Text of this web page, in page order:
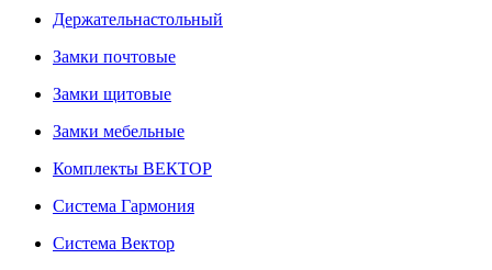
Держательнастольный
Замки почтовые
Замки щитовые
Замки мебельные
Комплекты ВЕКТОР
Система Гармония
Система Вектор